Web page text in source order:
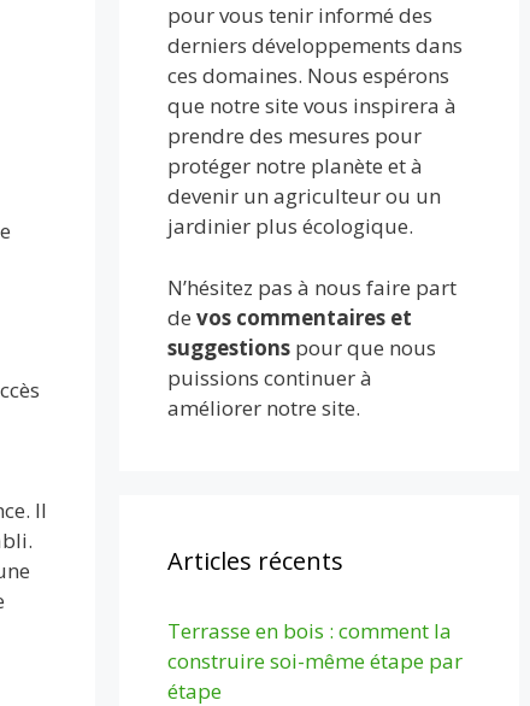
Il
pour vous tenir informé des
derniers développements dans
ces domaines. Nous espérons
que notre site vous inspirera à
prendre des mesures pour
protéger notre planète et à
devenir un agriculteur ou un
jardinier plus écologique.
N’hésitez pas à nous faire part
devos commentaires et
suggestions pour que nous
puissions continuer à
améliorer notre site.
Articles récents
Terrasse en bois : comment la
construire soi-même étape par
étape